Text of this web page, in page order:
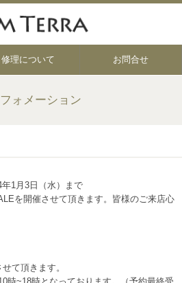
修理について お問合せ
ォメーション
1月3日（水）まで
を開催させて頂きます。皆様のご来店心
て頂きます。